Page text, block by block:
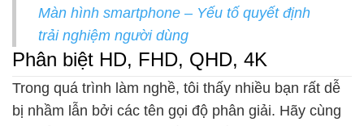
Màn hình smartphone – Yếu tố quyết định
trải nghiệm người dùng
Phân biệt HD, FHD, QHD, 4K
Trong quá trình làm nghề, tôi thấy nhiều bạn rất dễ
bị nhầm lẫn bởi các tên gọi độ phân giải. Hãy cùng